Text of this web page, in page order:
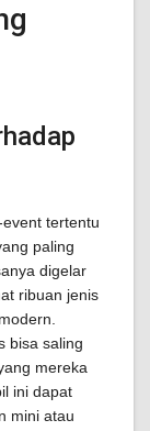
tertentu
paling
digelar
ribuan jenis
bisa saling
mereka
ini dapat
mini atau